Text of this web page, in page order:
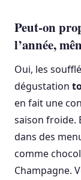
Peut-on
l’année,
Oui, les
dégustation
en fait une
saison froide.
dans des
comme
Champagne.